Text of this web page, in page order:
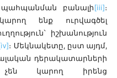
բանալի[iii]։
ենք ուրվագծել
իշխանություն
։ Մեկնակետը, ըստ այդմ,
դերակատարների
չեն կարող իրենց